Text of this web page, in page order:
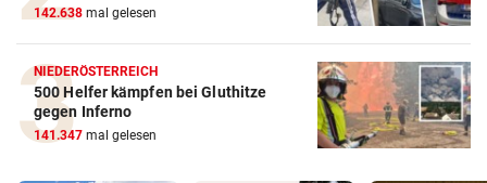
142.638 mal gelesen
NIEDERÖSTERREICH
500 Helfer kämpfen bei Gluthitze
gegen Inferno
141.347 mal gelesen